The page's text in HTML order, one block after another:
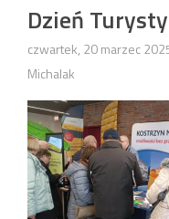
Dzień
czwartek, 20 marzec
Michalak